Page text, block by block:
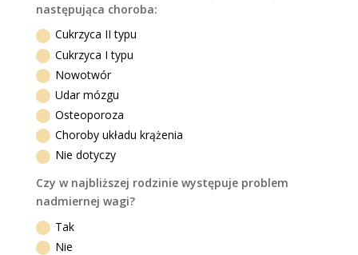
następująca choroba:
Cukrzyca II typu
Cukrzyca I typu
Nowotwór
Udar mózgu
Osteoporoza
Choroby układu krążenia
Nie dotyczy
Czy w najbliższej rodzinie występuje problem
nadmiernej wagi?
Tak
Nie